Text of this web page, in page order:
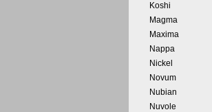
Koshi
Magma
Maxima
Nappa
Nickel
Novum
Nubian
Nuvole